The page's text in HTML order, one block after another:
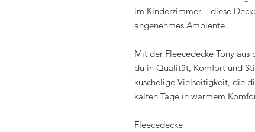
im Kinderzimmer – diese
angenehmes Ambiente.
Mit der Fleecedecke Tony
du in Qualität, Komfort und
kuschelige Vielseitigkeit, die
kalten Tage in warmem
Fleecedecke